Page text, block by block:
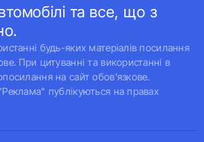
та все, що з
будь-яких матеріалів посилання
При цитуванні та використанні в
на сайт обов'язкове.
публікуються на правах